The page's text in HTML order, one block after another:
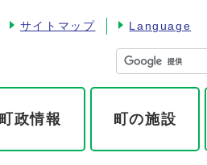
サイトマップ Language
町政情報 町の施設